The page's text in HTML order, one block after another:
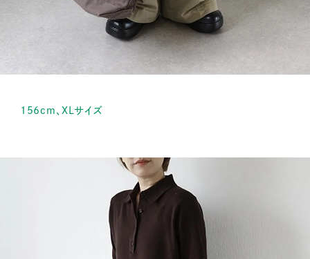
156cm、XLサイズ